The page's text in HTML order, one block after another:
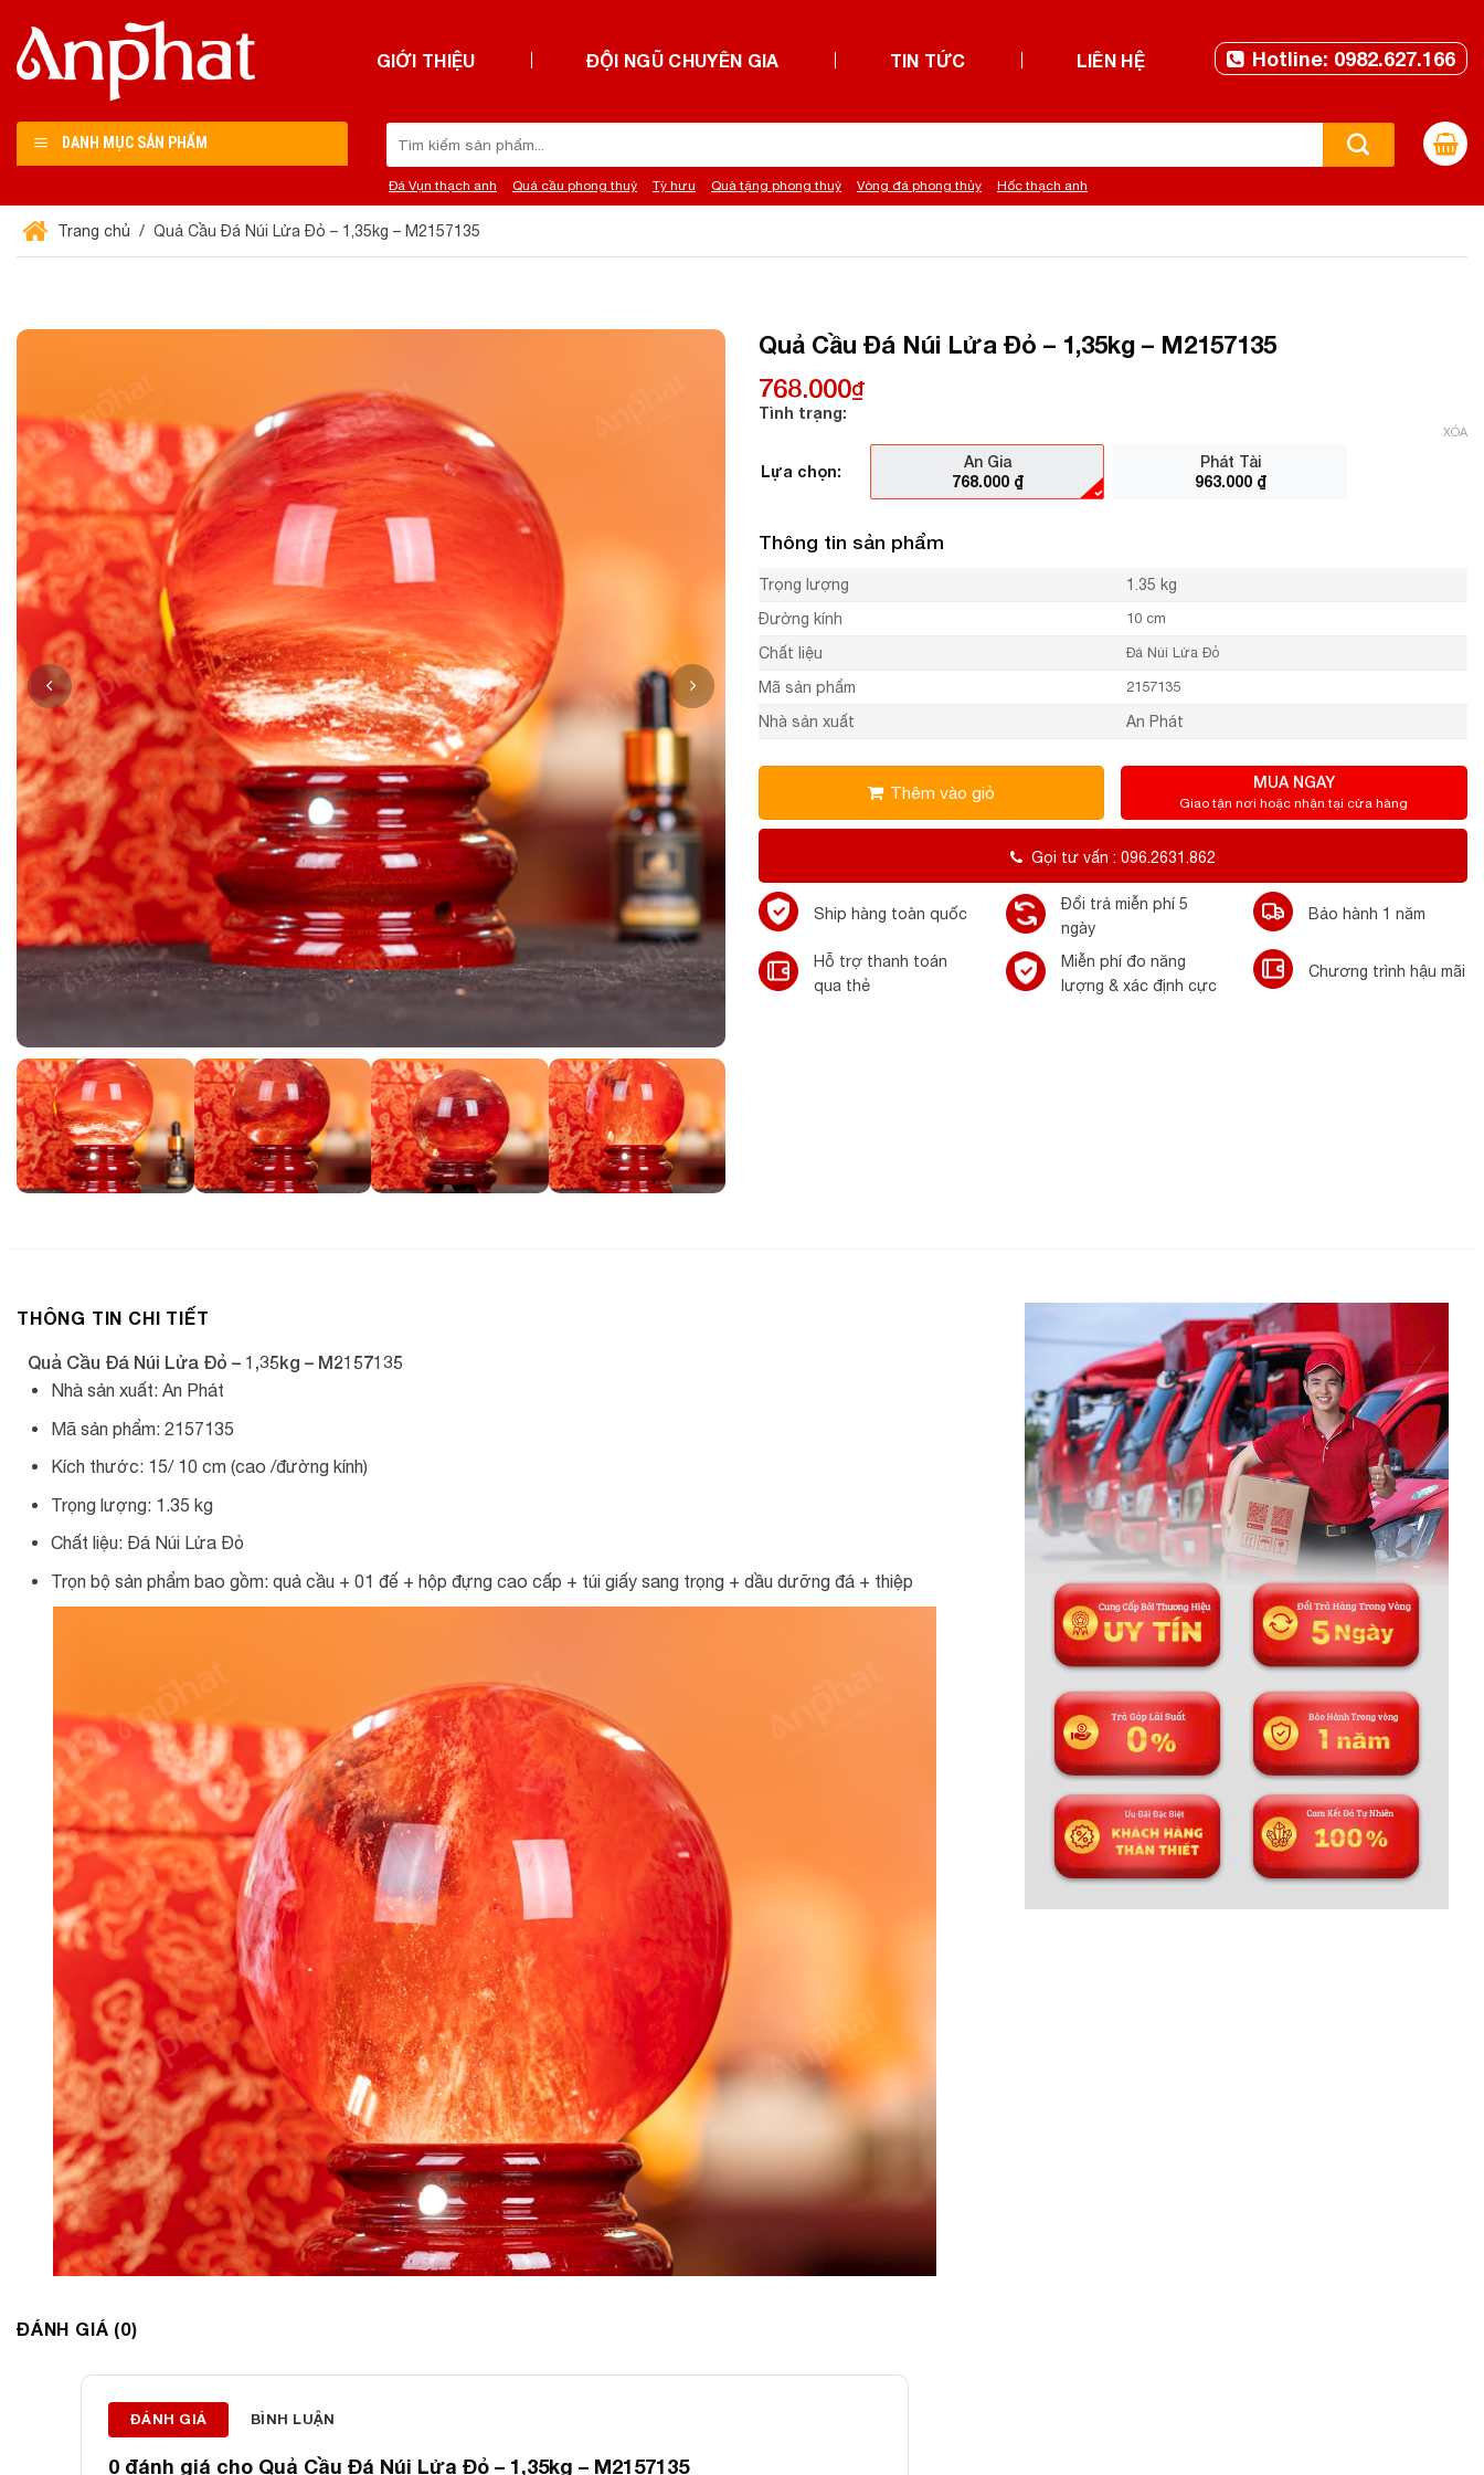
đến
nội
GIỚI THIỆU ĐỘI NGŨ CHUYÊN GIA TIN TỨC LIÊN HỆ Hotline: 0982.627.166
DANH MỤC SẢN PHẨM
kiếm:
Đá Vụn thạch anh Quả cầu phong thuỷ Tỳ hưu Quà tặng phong thuỷ Vòng đá phong thủy Hốc thạch anh
Trang chủ Quả Cầu Đá Núi Lửa Đỏ – 1,35kg – M2157135
Quả Cầu Đá Núi Lửa Đỏ – 1,35kg – M2157135
768.000₫
Tình trạng:
Lựa chọn:
An Gia
768.000 ₫
Phát Tài
963.000 ₫
XÓA
Thông tin sản phẩm
Trọng lượng
1.35 kg
Đường kính
10 cm
Chất liệu Đá Núi Lửa Đỏ
Mã sản phẩm 2157135
Nhà sản xuất An Phát
Thêm vào giỏ MUA NGAY
Giao tận nơi hoặc nhận tại cửa hàng
Gọi tư vấn : 096.2631.862
Ship hàng toàn quốc
Đổi trả miễn phí 5
ngày
Bảo hành 1 năm
Hỗ trợ thanh toán
qua thẻ
Miễn phí đo năng
lượng & xác định cực
Chương trình hậu mãi
THÔNG TIN CHI TIẾT
Quả Cầu Đá Núi Lửa Đỏ – 1,35kg – M2157135
Nhà sản xuất: An Phát
Mã sản phẩm: 2157135
Kích thước: 15/ 10 cm (cao /đường kính)
Trọng lượng: 1.35 kg
Chất liệu: Đá Núi Lửa Đỏ
Trọn bộ sản phẩm bao gồm: quả cầu + 01 đế + hộp đựng cao cấp + túi giấy sang trọng + dầu dưỡng đá + thiệp
ĐÁNH GIÁ (0)
ĐÁNH GIÁ BÌNH LUẬN
0 đánh giá cho Quả Cầu Đá Núi Lửa Đỏ – 1,35kg – M2157135